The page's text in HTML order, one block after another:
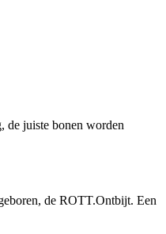
de juiste bonen worden
de ROTT.Ontbijt. Een